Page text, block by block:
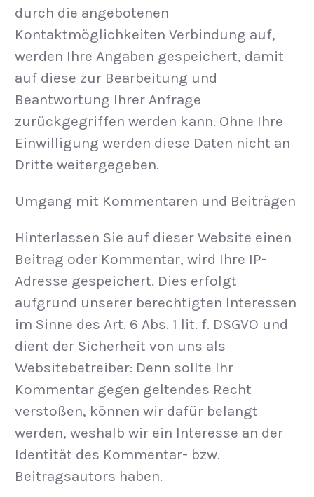
durch die angebotenen
Kontaktmöglichkeiten Verbindung auf,
werden Ihre Angaben gespeichert, damit
auf diese zur Bearbeitung und
Beantwortung Ihrer Anfrage
zurückgegriffen werden kann. Ohne Ihre
Einwilligung werden diese Daten nicht an
Dritte weitergegeben.
Umgang mit Kommentaren und Beiträgen
Hinterlassen Sie auf dieser Website einen
Beitrag oder Kommentar, wird Ihre IP-
Adresse gespeichert. Dies erfolgt
aufgrund unserer berechtigten Interessen
im Sinne des Art. 6 Abs. 1 lit. f. DSGVO und
dient der Sicherheit von uns als
Websitebetreiber: Denn sollte Ihr
Kommentar gegen geltendes Recht
verstoßen, können wir dafür belangt
werden, weshalb wir ein Interesse an der
Identität des Kommentar- bzw.
Beitragsautors haben.